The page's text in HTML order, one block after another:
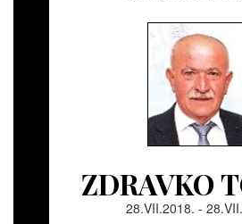
ZDRAVKO
28.VII.2018. -